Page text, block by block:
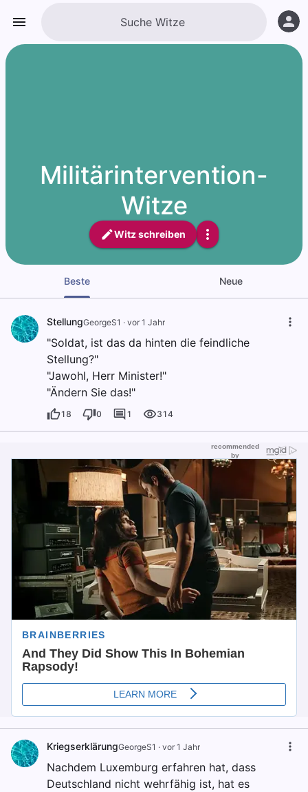
Militärintervention-
Witze
Witz schreiben
Beste Neue
StellungGeorgeS1 · vor 1 Jahr
"Soldat, ist das da hinten die feindliche
Stellung?"
"Jawohl, Herr Minister!"
"Ändern Sie das!"
18 0 1 314
KriegserklärungGeorgeS1 · vor 1 Jahr
Nachdem Luxemburg erfahren hat, dass
Deutschland nicht wehrfähig ist, hat es